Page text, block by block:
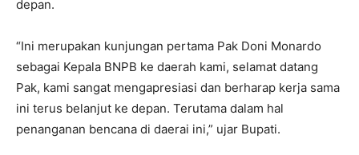
depan.
“Ini merupakan kunjungan pertama Pak Doni Monardo
sebagai Kepala BNPB ke daerah kami, selamat datang
Pak, kami sangat mengapresiasi dan berharap kerja sama
ini terus belanjut ke depan. Terutama dalam hal
penanganan bencana di daerai ini,” ujar Bupati.